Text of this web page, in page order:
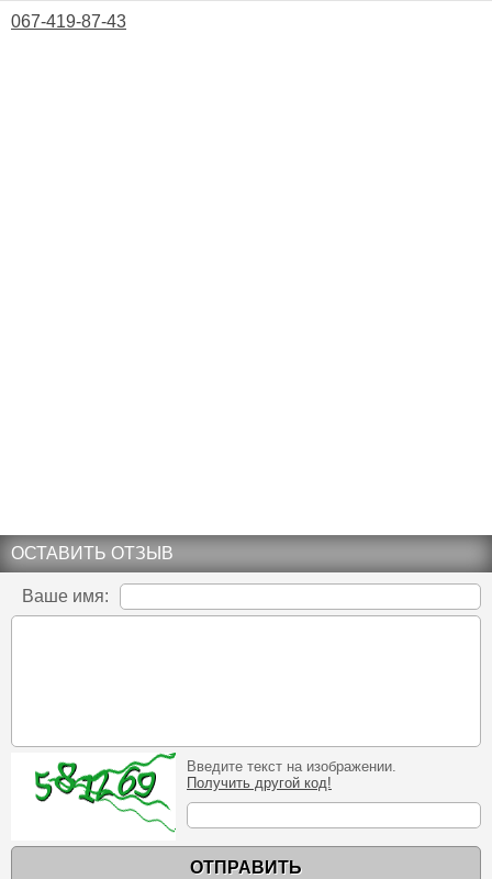
067-419-87-43
ОСТАВИТЬ ОТЗЫВ
Ваше имя:
Введите текст на изображении.
Получить другой код!
ОТПРАВИТЬ